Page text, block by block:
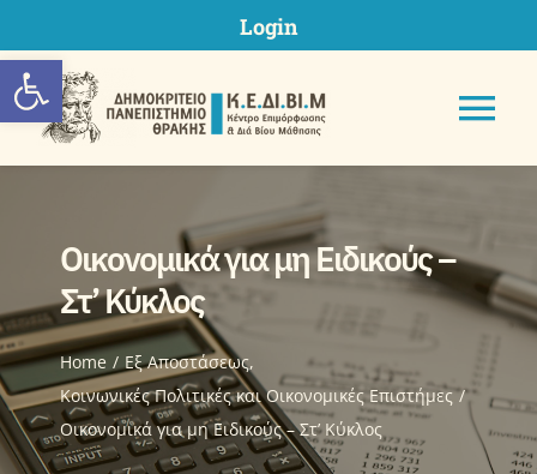
Ανοίξτε τη γραμμή εργαλείων
to
content
Login
Προγράμματα
Υποβολή Πρότασης
Οικονομικά για μη Ειδικούς –
Στ’ Κύκλος
Home
Eξ Aποστάσεως
Κοινωνικές Πολιτικές και Οικονομικές Επιστήμες
Οικονομικά για μη Ειδικούς – Στ’ Κύκλος